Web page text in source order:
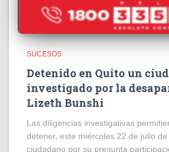
SUCESOS
Detenido en Quito un
investigado por la
Lizeth Bunshi
Las diligencias investigativas
detener, este miércoles 22 de julio
ciudadano por su presunta